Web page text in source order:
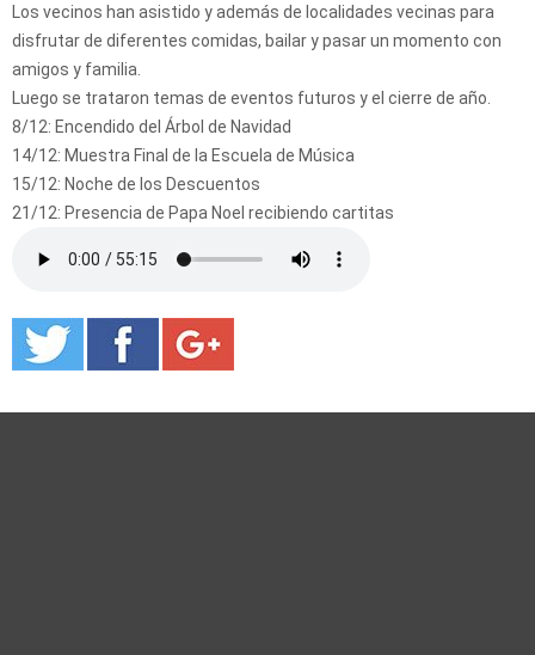
Los vecinos han asistido y además de localidades vecinas para
disfrutar de diferentes comidas, bailar y pasar un momento con
amigos y familia.
Luego se trataron temas de eventos futuros y el cierre de año.
8/12: Encendido del Árbol de Navidad
14/12: Muestra Final de la Escuela de Música
15/12: Noche de los Descuentos
21/12: Presencia de Papa Noel recibiendo cartitas